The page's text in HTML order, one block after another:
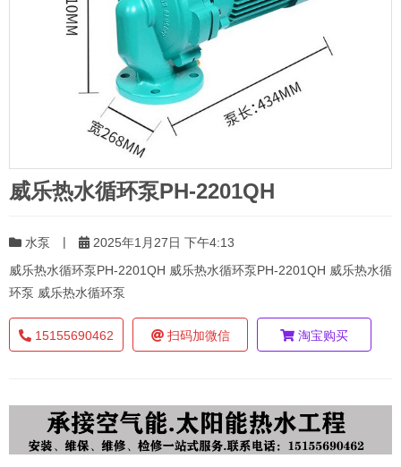
威乐热水循环泵PH-2201QH
水泵 |
2025年1月27日 下午4:13
威乐热水循环泵PH-2201QH 威乐热水循环泵PH-2201QH 威乐热水循
环泵 威乐热水循环泵
15155690462 扫码加微信 淘宝购买